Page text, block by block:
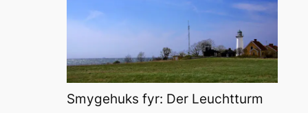
Smygehuks fyr: Der Leuchtturm